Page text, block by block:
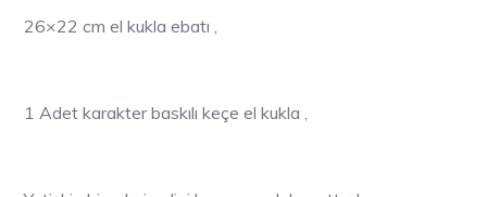
26×22 cm el kukla ebatı ,
1 Adet karakter baskılı keçe el kukla ,